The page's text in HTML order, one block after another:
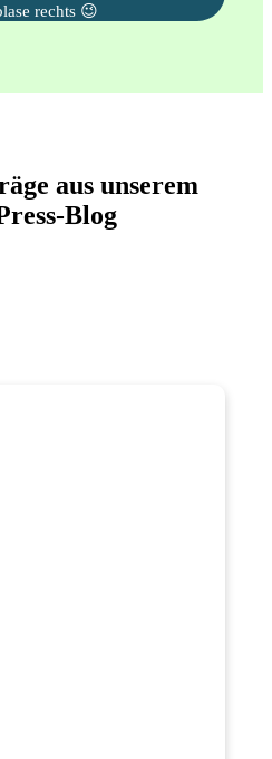
rechts 😉
aus unserem
Blog